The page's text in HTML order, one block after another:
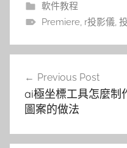
軟件教程
Premiere, r投影儀,
覽
Previous Post
ai極坐標工具怎麼制
圖案的做法